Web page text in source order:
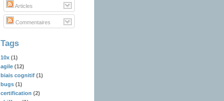
Articles
Commentaires
Tags
10x(1)
agile(12)
biais cognitif(1)
bugs(1)
certification(2)